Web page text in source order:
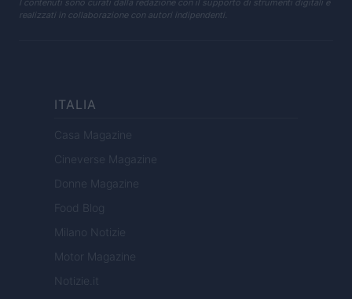
I contenuti sono curati dalla redazione con il supporto di strumenti digitali e
realizzati in collaborazione con autori indipendenti.
ITALIA
Casa Magazine
Cineverse Magazine
Donne Magazine
Food Blog
Milano Notizie
Motor Magazine
Notizie.it